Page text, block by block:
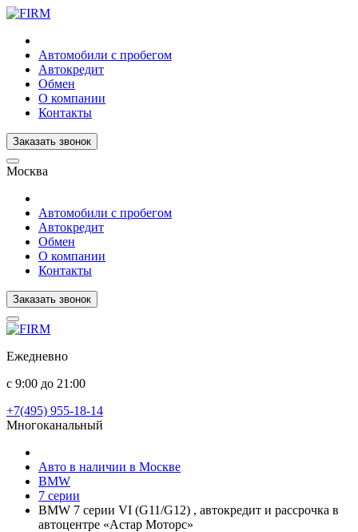
Автомобили с пробегом
Автокредит
Обмен
О компании
Контакты
Заказать звонок
Москва
Автомобили с пробегом
Автокредит
Обмен
О компании
Контакты
Заказать звонок
Ежедневно
с 9:00 до 21:00
+7(495) 955-18-14
Многоканальный
Авто в наличии в Москве
BMW
7 серии
BMW 7 серии VI (G11/G12) , автокредит и рассрочка в
автоцентре «Астар Моторс»